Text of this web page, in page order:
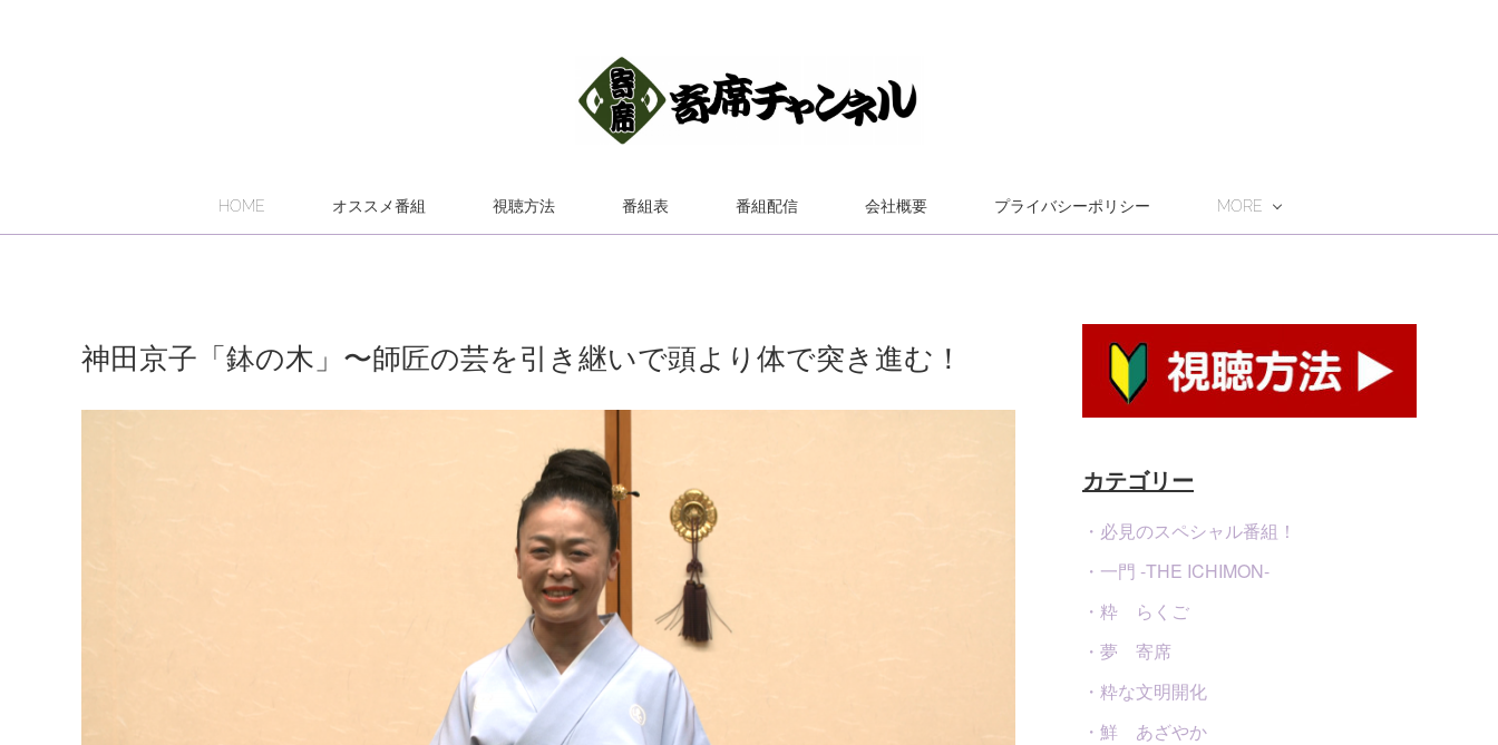
HOME オススメ番組 視聴方法 番組表 番組配信 会社概要 プライバシーポリシー MORE
神田京子「鉢の木」〜師匠の芸を引き継いで頭より体で突き進む！
カテゴリー
・必見のスペシャル番組！
・一門 -THE ICHIMON-
・粋 らくご
・夢 寄席
・粋な文明開化
・鮮 あざやか